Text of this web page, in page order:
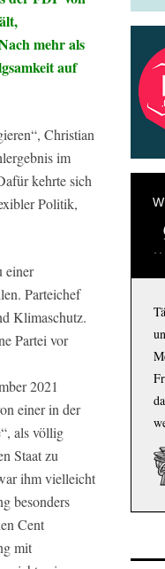
mehr als
auf
Christian
im
kehrte sich
Politik,
einer
Parteichef
Klimaschutz.
Partei vor
2021
einer in der
als völlig
Staat zu
ihm vielleicht
besonders
Cent
mit